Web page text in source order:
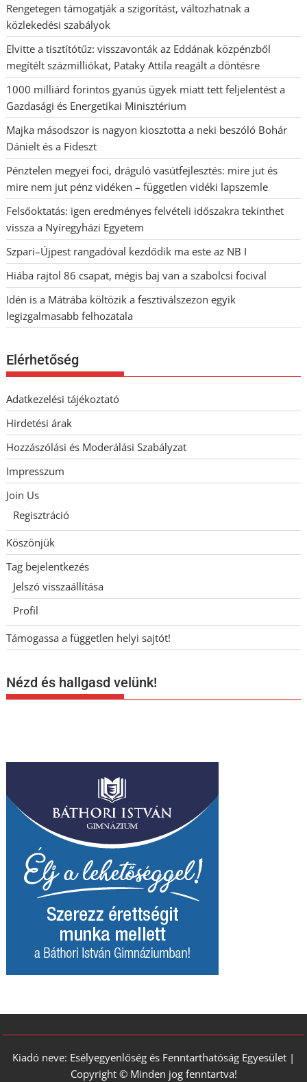
Rengetegen támogatják a szigorítást, változhatnak a
közlekedési szabályok
Elvitte a tisztítótűz: visszavonták az Eddának közpénzből
megítélt százmilliókat, Pataky Attila reagált a döntésre
1000 milliárd forintos gyanús ügyek miatt tett feljelentést a
Gazdasági és Energetikai Minisztérium
Majka másodszor is nagyon kiosztotta a neki beszóló Bohár
Dánielt és a Fideszt
Pénztelen megyei foci, dráguló vasútfejlesztés: mire jut és
mire nem jut pénz vidéken – független vidéki lapszemle
Felsőoktatás: igen eredményes felvételi időszakra tekinthet
vissza a Nyíregyházi Egyetem
Szpari–Újpest rangadóval kezdődik ma este az NB I
Hiába rajtol 86 csapat, mégis baj van a szabolcsi focival
Idén is a Mátrába költözik a fesztiválszezon egyik
legizgalmasabb felhozatala
Elérhetőség
Adatkezelési tájékoztató
Hirdetési árak
Hozzászólási és Moderálási Szabályzat
Impresszum
Join Us
Regisztráció
Köszönjük
Tag bejelentkezés
Jelszó visszaállítása
Profil
Támogassa a független helyi sajtót!
Nézd és hallgasd velünk!
Kiadó neve: Esélyegyenlőség és Fenntarthatóság Egyesület |
Copyright © Minden jog fenntartva!